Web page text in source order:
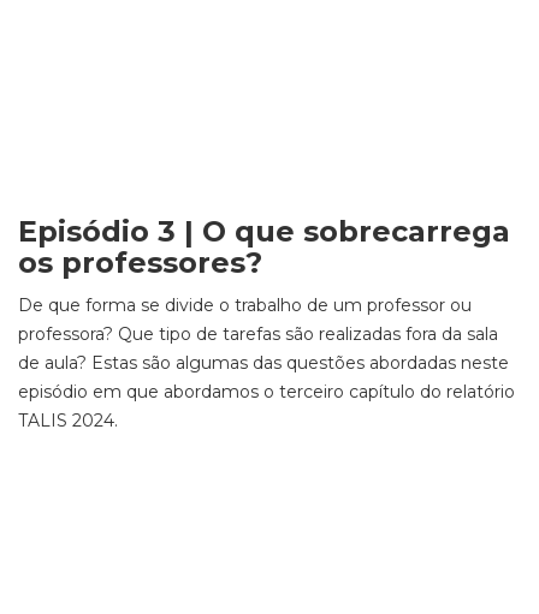
Episódio 3 | O que sobrecarrega
os professores?
De que forma se divide o trabalho de um professor ou
professora? Que tipo de tarefas são realizadas fora da sala
de aula? Estas são algumas das questões abordadas neste
episódio em que abordamos o terceiro capítulo do relatório
TALIS 2024.